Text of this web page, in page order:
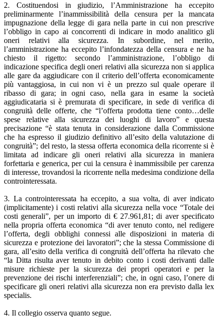
2. Costituendosi in giudizio, l’Amministrazione ha eccepito
preliminarmente l’inammissibilità della censura per la mancata
impugnazione della legge di gara nella parte in cui non prescrive
l’obbligo in capo ai concorrenti di indicare in modo analitico gli
oneri relativi alla sicurezza. In subordine, nel merito,
l’amministrazione ha eccepito l’infondatezza della censura e ne ha
chiesto il rigetto: secondo l’amministrazione, l’obbligo di
indicazione specifica degli oneri relativi alla sicurezza non si applica
alle gare da aggiudicare con il criterio dell’offerta economicamente
più vantaggiosa, in cui non vi è un prezzo sul quale operare il
ribasso di gara; in ogni caso, nella gara in esame la società
aggiudicataria si è premurata di specificare, in sede di verifica di
congruità delle offerte, che “l’offerta prodotta tiene conto…delle
spese relative alla sicurezza dei luoghi di lavoro” e questa
precisazione “è stata tenuta in considerazione dalla Commissione
che ha espresso il giudizio definitivo all’esito della valutazione di
congruità”; del resto, la stessa offerta economica della ricorrente si è
limitata ad indicare gli oneri relativi alla sicurezza in maniera
forfettaria e generica, per cui la censura è inammissibile per carenza
di interesse, trovandosi la ricorrente nella medesima condizione della
controinteressata.
3. La controinteressata ha eccepito, a sua volta, di aver indicato
(implicitamente) i costi relativi alla sicurezza nella voce “Totale dei
costi generali”, per un importo di € 27.961,81; di aver specificato
nella propria offerta economica “di aver tenuto conto, nel redigere
l’offerta, degli obblighi connessi alle disposizioni in materia di
sicurezza e protezione dei lavoratori”; che la stessa Commissione di
gara, all’esito della verifica di congruità dell’offerta ha rilevato che
“la Ditta risulta aver tenuto in debito conto i costi derivanti dalle
misure richieste per la sicurezza dei propri operatori e per la
prevenzione dei rischi interferenziali”; che, in ogni caso, l’onere di
specificare gli oneri relativi alla sicurezza non era previsto dalla lex
specialis.
4. Il collegio osserva quanto segue.